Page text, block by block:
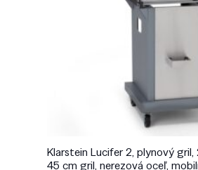
Klarstein Lucifer 2, plynový gril,
45 cm gril, nerezová oceľ,